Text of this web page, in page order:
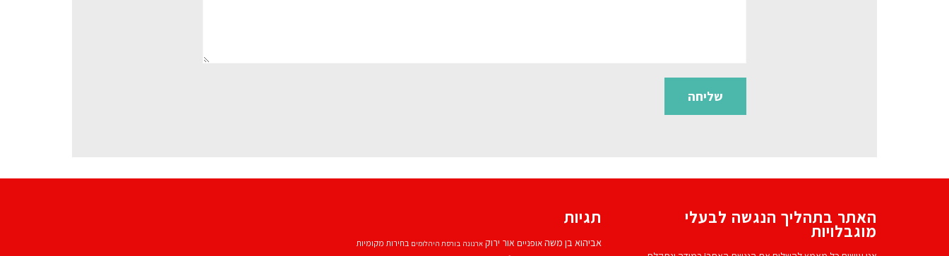
האתר בתהליך הנגשה לבעלי
מוגבלויות
תגיות
אביהוא בן משהאופניים אור ירוק ארנונה בורסת היהלומים בחירות מקומיות